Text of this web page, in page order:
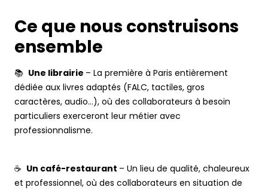
Ce que nous construisons
ensemble
📚 Une librairie – La première à Paris entièrement
dédiée aux livres adaptés (FALC, tactiles, gros
caractères, audio…), où des collaborateurs à besoin
particuliers exerceront leur métier avec
professionnalisme.
☕ Un café-restaurant – Un lieu de qualité, chaleureux
et professionnel, où des collaborateurs en situation de